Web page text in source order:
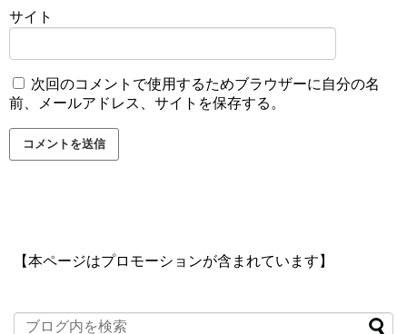
サイト
次回のコメントで使用するためブラウザーに自分の名
前、メールアドレス、サイトを保存する。
【本ページはプロモーションが含まれています】